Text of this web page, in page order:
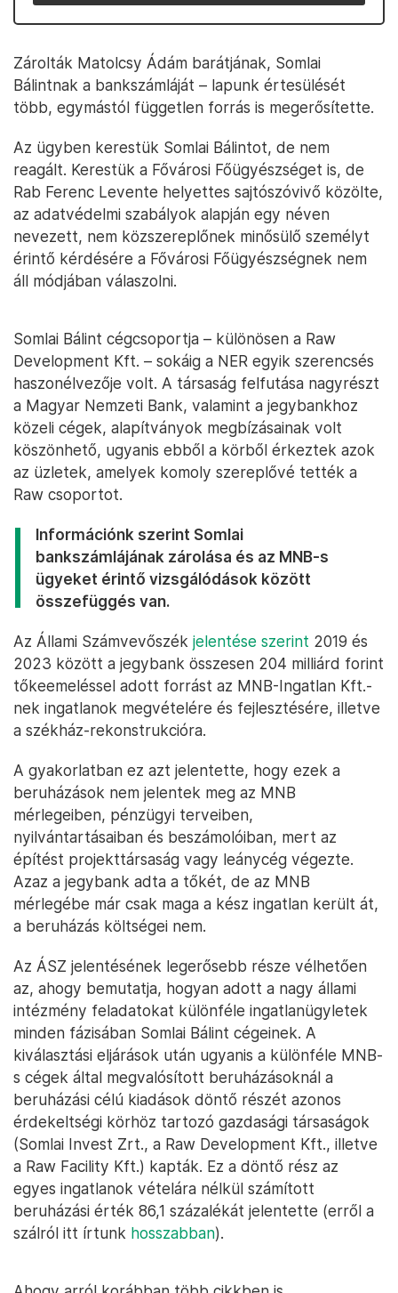
Zárolták Matolcsy Ádám barátjának, Somlai
Bálintnak a bankszámláját – lapunk értesülését
több, egymástól független forrás is megerősítette.
Az ügyben kerestük Somlai Bálintot, de nem
reagált. Kerestük a Fővárosi Főügyészséget is, de
Rab Ferenc Levente helyettes sajtószóvivő közölte,
az adatvédelmi szabályok alapján egy néven
nevezett, nem közszereplőnek minősülő személyt
érintő kérdésére a Fővárosi Főügyészségnek nem
áll módjában válaszolni.
Somlai Bálint cégcsoportja – különösen a Raw
Development Kft. – sokáig a NER egyik szerencsés
haszonélvezője volt. A társaság felfutása nagyrészt
a Magyar Nemzeti Bank, valamint a jegybankhoz
közeli cégek, alapítványok megbízásainak volt
köszönhető, ugyanis ebből a körből érkeztek azok
az üzletek, amelyek komoly szereplővé tették a
Raw csoportot.
Információnk szerint Somlai
bankszámlájának zárolása és az MNB-s
ügyeket érintő vizsgálódások között
összefüggés van.
Az Állami Számvevőszék jelentése szerint 2019 és
2023 között a jegybank összesen 204 milliárd forint
tőkeemeléssel adott forrást az MNB-Ingatlan Kft.-
nek ingatlanok megvételére és fejlesztésére, illetve
a székház-rekonstrukcióra.
A gyakorlatban ez azt jelentette, hogy ezek a
beruházások nem jelentek meg az MNB
mérlegeiben, pénzügyi terveiben,
nyilvántartásaiban és beszámolóiban, mert az
építést projekttársaság vagy leánycég végezte.
Azaz a jegybank adta a tőkét, de az MNB
mérlegébe már csak maga a kész ingatlan került át,
a beruházás költségei nem.
Az ÁSZ jelentésének legerősebb része vélhetően
az, ahogy bemutatja, hogyan adott a nagy állami
intézmény feladatokat különféle ingatlanügyletek
minden fázisában Somlai Bálint cégeinek. A
kiválasztási eljárások után ugyanis a különféle MNB-
s cégek által megvalósított beruházásoknál a
beruházási célú kiadások döntő részét azonos
érdekeltségi körhöz tartozó gazdasági társaságok
(Somlai Invest Zrt., a Raw Development Kft., illetve
a Raw Facility Kft.) kapták. Ez a döntő rész az
egyes ingatlanok vételára nélkül számított
beruházási érték 86,1 százalékát jelentette (erről a
szálról itt írtunk hosszabban).